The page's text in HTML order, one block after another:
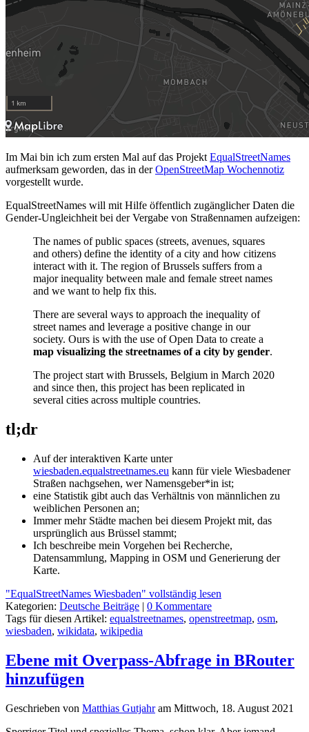
Im Mai bin ich zum ersten Mal auf das Projekt EqualStreetNames
aufmerksam geworden, das in derOpenStreetMap Wochennotiz
vorgestellt wurde.
EqualStreetNames will mit Hilfe öffentlich zugänglicher Daten die
Gender-Ungleichheit bei der Vergabe von Straßennamen aufzeigen:
The names of public spaces (streets, avenues, squares
and others) define the identity of a city and how citizens
interact with it. The region of Brussels suffers from a
major inequality between male and female street names
and we want to help fix this.
There are several ways to approach the inequality of
street names and leverage a positive change in our
society. Ours is with the use of Open Data to create a
map visualizing the streetnames of a city by gender.
The project start with Brussels, Belgium in March 2020
and since then, this project has been replicated in
several cities across multiple countries.
tl;dr
Auf der interaktiven Karte unter
wiesbaden.equalstreetnames.eu kann für viele Wiesbadener
Straßen nachgsehen, wer Namensgeber*in ist;
eine Statistik gibt auch das Verhältnis von männlichen zu
weiblichen Personen an;
Immer mehr Städte machen bei diesem Projekt mit, das
ursprünglich aus Brüssel stammt;
Ich beschreibe mein Vorgehen bei Recherche,
Datensammlung, Mapping in OSM und Generierung der
Karte.
"EqualStreetNames Wiesbaden" vollständig lesen
Kategorien: Deutsche Beiträge | 0 Kommentare
Tags für diesen Artikel: equalstreetnames, openstreetmap, osm,
wiesbaden, wikidata, wikipedia
Ebene mit Overpass-Abfrage in BRouter
hinzufügen
Geschrieben von Matthias Gutjahram Mittwoch, 18. August 2021